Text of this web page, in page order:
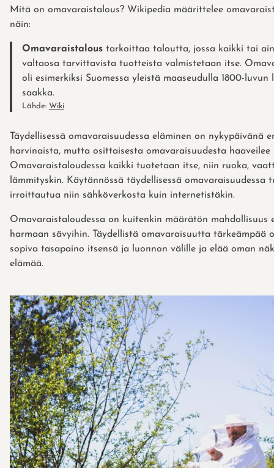
Mitä on omavaraistalous? Wikipedia määrittelee
näin:
Omavaraistalous tarkoittaa taloutta, jossa kaikki tai
valtaosa tarvittavista tuotteista valmistetaan itse.
oli esimerkiksi Suomessa yleistä maaseudulla 1800-luvun
saakka.
Lähde: Wiki
Täydellisessä omavaraisuudessa eläminen on nykypäivänä
harvinaista, mutta osittaisesta omavaraisuudesta haaveilee
Omavaraistaloudessa kaikki tuotetaan itse, niin ruoka,
lämmityskin. Käytännössä täydellisessä omavaraisuudessa
irroittautua niin sähköverkosta kuin internetistäkin.
Omavaraistaloudessa on kuitenkin määrätön mahdollisuus
harmaan sävyihin. Täydellistä omavaraisuutta tärkeämpää
sopiva tasapaino itsensä ja luonnon välille ja elää oman
elämää.